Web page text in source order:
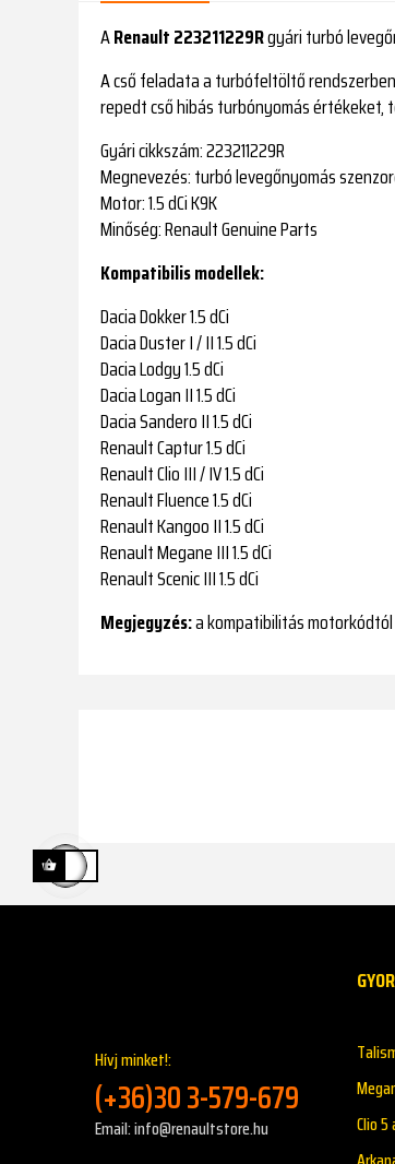
ARenault 223211229Rgyári turbó
A cső feladata a turbófeltöltő
repedt cső hibás turbónyomás
Gyári cikkszám:223211229R
Megnevezés:turbó levegőnyomás
Motor:1.5 dCi K9K
Minőség:Renault Genuine Parts
Kompatibilis modellek:
Dacia Dokker 1.5 dCi
Dacia Duster I / II 1.5 dCi
Dacia Lodgy 1.5 dCi
Dacia Logan II 1.5 dCi
Dacia Sandero II 1.5 dCi
Renault Captur 1.5 dCi
Renault Clio III / IV 1.5 dCi
Renault Fluence 1.5 dCi
Renault Kangoo II 1.5 dCi
Renault Megane III 1.5 dCi
Renault Scenic III 1.5 dCi
Megjegyzés:a kompatibilitás
Hívj minket!:
(+36)30 3-579-679
Email: info@renaultstore.hu
Clio